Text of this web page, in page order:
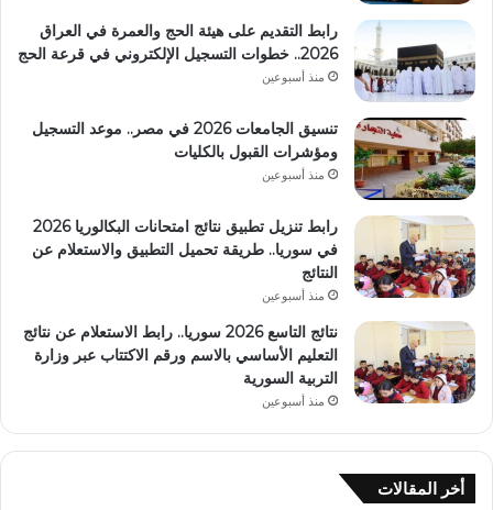
رابط التقديم على هيئة الحج والعمرة في العراق
2026.. خطوات التسجيل الإلكتروني في قرعة الحج
منذ أسبوعين
تنسيق الجامعات 2026 في مصر.. موعد التسجيل
ومؤشرات القبول بالكليات
منذ أسبوعين
رابط تنزيل تطبيق نتائج امتحانات البكالوريا 2026
في سوريا.. طريقة تحميل التطبيق والاستعلام عن
النتائج
منذ أسبوعين
نتائج التاسع 2026 سوريا.. رابط الاستعلام عن نتائج
التعليم الأساسي بالاسم ورقم الاكتتاب عبر وزارة
التربية السورية
منذ أسبوعين
أخر المقالات